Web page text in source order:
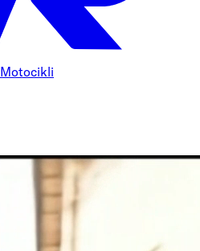
Motocikli